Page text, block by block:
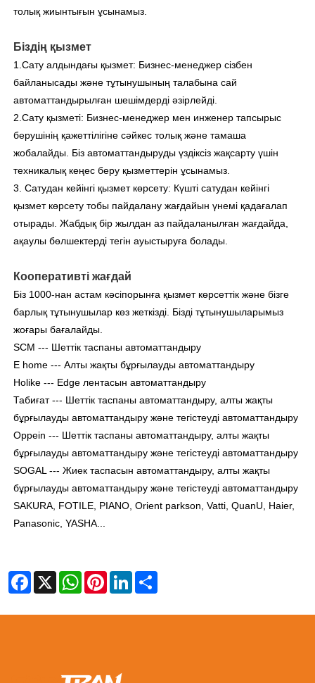
толық жиынтығын ұсынамыз.
Біздің қызмет
1.Сату алдындағы қызмет: Бизнес-менеджер сізбен
байланысады және тұтынушының талабына сай
автоматтандырылған шешімдерді әзірлейді.
2.Сату қызметі: Бизнес-менеджер мен инженер тапсырыс
берушінің қажеттілігіне сәйкес толық және тамаша
жобалайды. Біз автоматтандыруды үздіксіз жақсарту үшін
техникалық кеңес беру қызметтерін ұсынамыз.
3. Сатудан кейінгі қызмет көрсету: Күшті сатудан кейінгі
қызмет көрсету тобы пайдалану жағдайын үнемі қадағалап
отырады. Жабдық бір жылдан аз пайдаланылған жағдайда,
ақаулы бөлшектерді тегін ауыстыруға болады.
Кооперативті жағдай
Біз 1000-нан астам кәсіпорынға қызмет көрсеттік және бізге
барлық тұтынушылар көз жеткізді. Бізді тұтынушыларымыз
жоғары бағалайды.
SCM --- Шеттік таспаны автоматтандыру
E home --- Алты жақты бұрғылауды автоматтандыру
Holike --- Edge лентасын автоматтандыру
Табиғат --- Шеттік таспаны автоматтандыру, алты жақты
бұрғылауды автоматтандыру және тегістеуді автоматтандыру
Oppein --- Шеттік таспаны автоматтандыру, алты жақты
бұрғылауды автоматтандыру және тегістеуді автоматтандыру
SOGAL --- Жиек таспасын автоматтандыру, алты жақты
бұрғылауды автоматтандыру және тегістеуді автоматтандыру
SAKURA, FOTILE, PIANO, Orient parkson, Vatti, QuanU, Haier,
Panasonic, YASHA...
Facebook
X WhatsAppPinterestLinkedIn